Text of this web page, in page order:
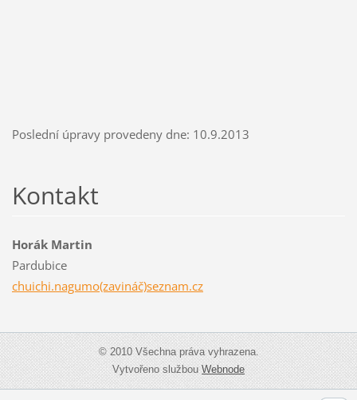
Poslední úpravy provedeny dne: 10.9.2013
Kontakt
Horák Martin
Pardubice
chuichi.nagumo(zavináč)seznam.cz
© 2010 Všechna práva vyhrazena.
Vytvořeno službouWebnode